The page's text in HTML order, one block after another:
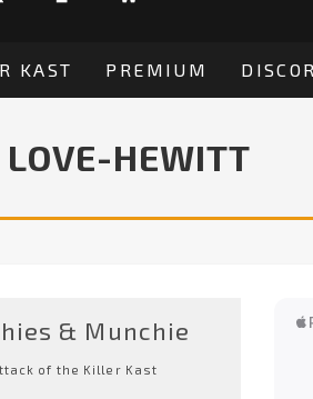
KAST PREMIUM
LOVE-HEWITT
& Munchie
of the Killer Kast